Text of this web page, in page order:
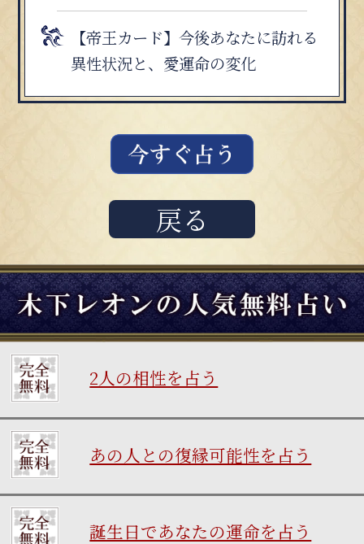
【帝王カード】今後あなたに訪れる
異性状況と、愛運命の変化
戻る
2人の相性を占う
あの人との復縁可能性を占う
誕生日であなたの運命を占う